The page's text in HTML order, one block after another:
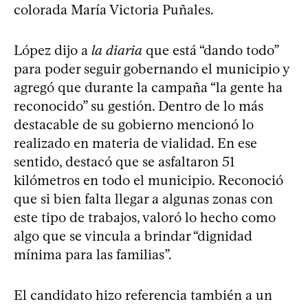
colorada María Victoria Puñales.
López dijo a la diaria que está “dando todo”
para poder seguir gobernando el municipio y
agregó que durante la campaña “la gente ha
reconocido” su gestión. Dentro de lo más
destacable de su gobierno mencionó lo
realizado en materia de vialidad. En ese
sentido, destacó que se asfaltaron 51
kilómetros en todo el municipio. Reconoció
que si bien falta llegar a algunas zonas con
este tipo de trabajos, valoró lo hecho como
algo que se vincula a brindar “dignidad
mínima para las familias”.
El candidato hizo referencia también a un